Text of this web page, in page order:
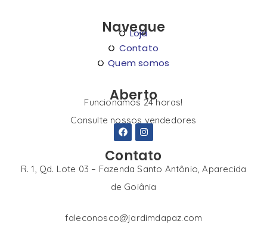
Navegue
Loja
Contato
Quem somos
Aberto
Funcionamos 24 horas!
Consulte nossos vendedores
Contato
R. 1, Qd. Lote 03 – Fazenda Santo Antônio, Aparecida
de Goiânia
faleconosco@jardimdapaz.com